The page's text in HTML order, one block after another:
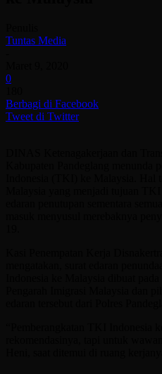
Tuntas Media
0
Berbagi di Facebook
Tweet di Twitter